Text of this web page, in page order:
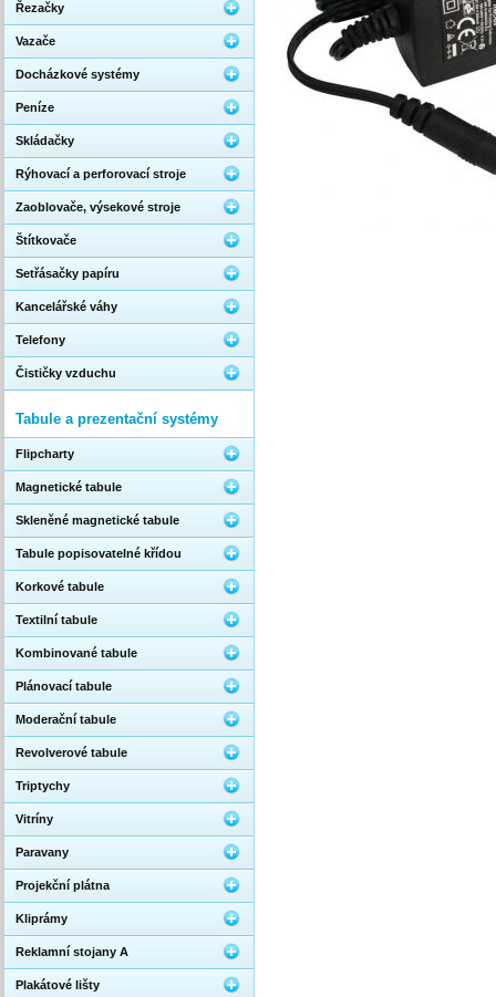
Řezačky
Vazače
Docházkové systémy
Peníze
Skládačky
Rýhovací a perforovací stroje
Zaoblovače, výsekové stroje
Štítkovače
Setřásačky papíru
Kancelářské váhy
Telefony
Čističky vzduchu
Tabule a prezentační systémy
Flipcharty
Magnetické tabule
Skleněné magnetické tabule
Tabule popisovatelné křídou
Korkové tabule
Textilní tabule
Kombinované tabule
Plánovací tabule
Moderační tabule
Revolverové tabule
Triptychy
Vitríny
Paravany
Projekční plátna
Kliprámy
Reklamní stojany A
Plakátové lišty